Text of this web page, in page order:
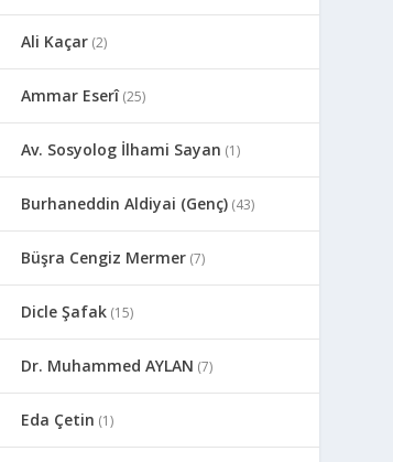
Ali Kaçar (2)
Ammar Eserî(25)
Av. Sosyolog İlhami Sayan (1)
Burhaneddin Aldiyai (Genç) (43)
Büşra Cengiz Mermer (7)
Dicle Şafak (15)
Dr. Muhammed AYLAN (7)
Eda Çetin (1)